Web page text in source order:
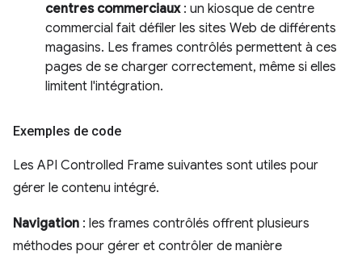
centres commerciaux: un kiosque de centre
commercial fait défiler les sites Web de différents
magasins. Les frames contrôlés permettent à ces
pages de se charger correctement, même si elles
limitent l'intégration.
Exemples de code
Les API Controlled Frame suivantes sont utiles pour
gérer le contenu intégré.
Navigation : les frames contrôlés offrent plusieurs
méthodes pour gérer et contrôler de manière